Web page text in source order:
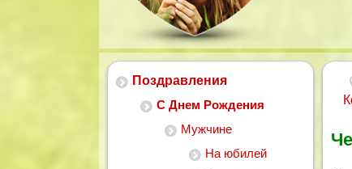
Поздравления
С Днем Рождения
Мужчине
На юбилей